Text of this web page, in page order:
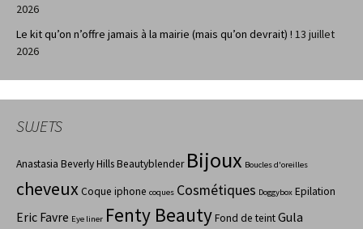
2026
Le kit qu’on n’offre jamais à la mairie (mais qu’on devrait) ! 13 juillet
2026
SUJETS
Anastasia Beverly HillsBeautyblender Bijoux Boucles d'oreilles
cheveuxCoque iphone coques Cosmétiques Doggybox Epilation
Eric Favre Eye liner Fenty BeautyFond de teintGula